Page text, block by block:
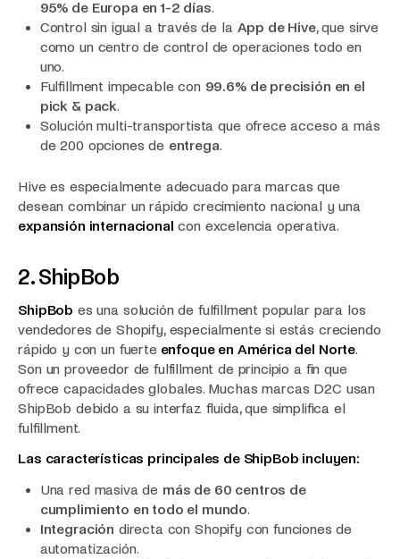
95% de Europa en 1-2 días.
Control sin igual a través de la App de Hive, que sirve
como un centro de control de operaciones todo en
uno.
Fulfillment impecable con 99.6% de precisión en el
pick & pack.
Solución multi-transportista que ofrece acceso a más
de 200 opciones de entrega.
Hive es especialmente adecuado para marcas que
desean combinar un rápido crecimiento nacional y una
expansión internacional con excelencia operativa.
2. ShipBob
ShipBob es una solución de fulfillment popular para los
vendedores de Shopify, especialmente si estás creciendo
rápido y con un fuerteenfoque en América del Norte.
Son un proveedor de fulfillment de principio a fin que
ofrece capacidades globales. Muchas marcas D2C usan
ShipBob debido a su interfaz fluida, que simplifica el
fulfillment.
Las características principales de ShipBob incluyen:
Una red masiva de más de 60 centros de
cumplimiento en todo el mundo.
Integración directa con Shopify con funciones de
automatización.